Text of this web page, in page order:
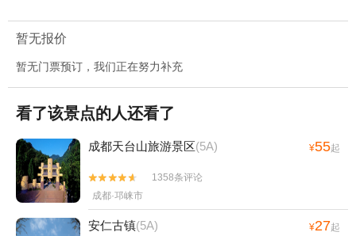
暂无报价
暂无门票预订，我们正在努力补充
看了该景点的人还看了
成都天台山旅游景区(5A) ¥55起


1358条评论
成都·邛崃市
安仁古镇(5A) ¥27起